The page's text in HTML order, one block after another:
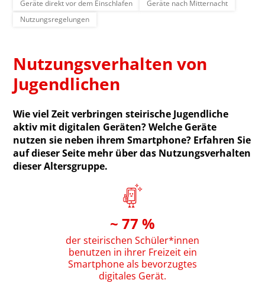
Geräte direkt vor dem Einschlafen
Geräte nach Mitternacht
Nutzungsregelungen
Nutzungsverhalten von
Jugendlichen
Wie viel Zeit verbringen steirische Jugendliche
aktiv mit digitalen Geräten? Welche Geräte
nutzen sie neben ihrem Smartphone? Erfahren Sie
auf dieser Seite mehr über das Nutzungsverhalten
dieser Altersgruppe.
~ 77 %
der steirischen Schüler*innen
benutzen in ihrer Freizeit ein
Smartphone als bevorzugtes
digitales Gerät.